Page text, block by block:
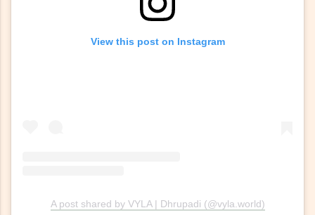
View this post on Instagram
A post shared by VYLA | Dhrupadi (@vyla.world)